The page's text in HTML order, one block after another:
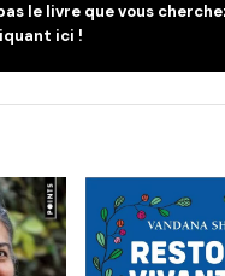
le livre que vous
ici !